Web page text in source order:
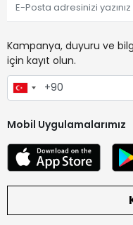
Kampanya, duyuru ve
için kayıt olun.
Mobil Uygulamalarımız